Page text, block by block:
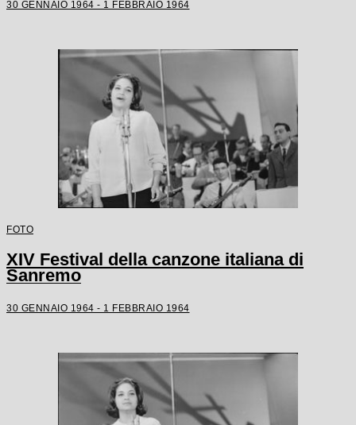
30 GENNAIO 1964 - 1 FEBBRAIO 1964
FOTO
XIV Festival della canzone italiana di
Sanremo
30 GENNAIO 1964 - 1 FEBBRAIO 1964